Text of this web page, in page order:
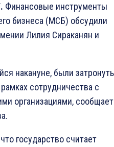
Финансовые инструменты
бизнеса (МСБ) обсудили
Лилия Сираканян и
накануне, были
сотрудничества с
организациями, сообщает
государство считает